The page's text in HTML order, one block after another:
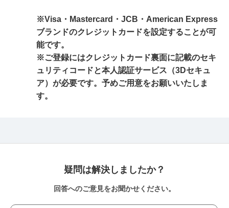
※Visa・Mastercard・JCB・American Express
ブランドのクレジットカードを設定することが可
能です。
※ご登録にはクレジットカード裏面に記載のセキ
ュリティコードと本人認証サービス（3Dセキュ
ア）が必要です。予めご用意をお願いいたしま
す。
疑問は解決しましたか？
回答へのご意見をお聞かせください。